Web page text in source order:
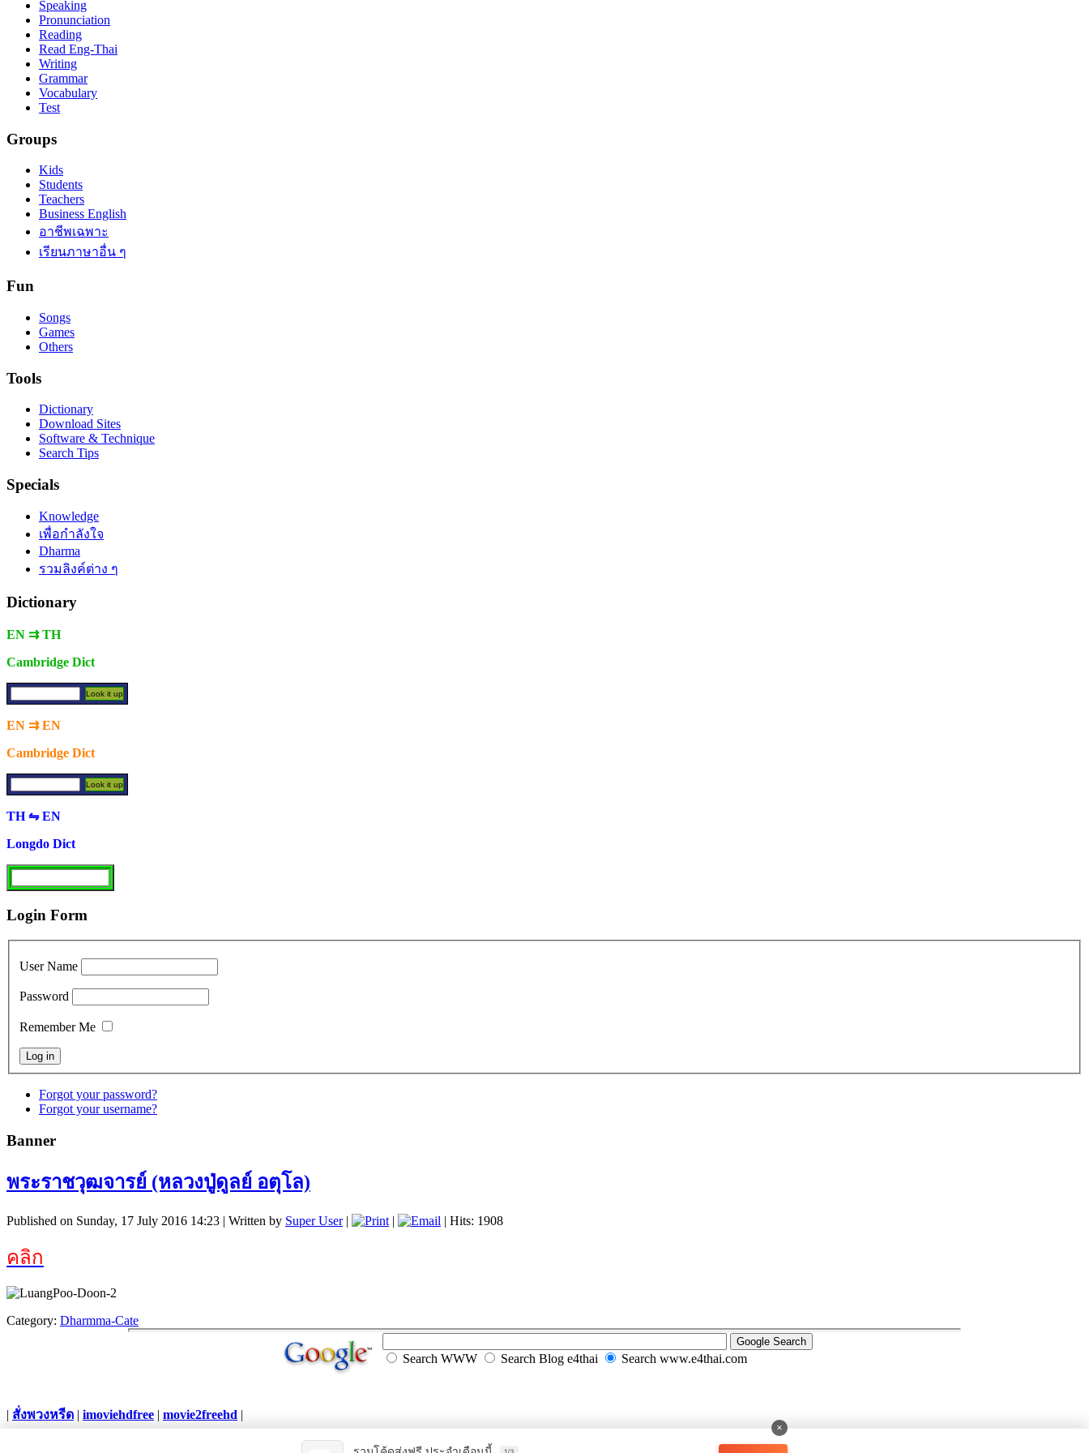
Speaking
Pronunciation
Reading
Read Eng-Thai
Writing
Grammar
Vocabulary
Test
Groups
Kids
Students
Teachers
Business English
อาชีพเฉพาะ
เรียนภาษาอื่น ๆ
Fun
Songs
Games
Others
Tools
Dictionary
Download Sites
Software & Technique
Search Tips
Specials
Knowledge
เพื่อกำลังใจ
Dharma
รวมลิงค์ต่าง ๆ
Dictionary
EN ⇉ TH
Cambridge Dict
EN ⇉ EN
Cambridge Dict
TH ⇋ EN
Longdo Dict
Login Form
User Name
Password
Remember Me
Forgot your password?
Forgot your username?
Banner
พระราชวุฒจารย์ (หลวงปู่ดูลย์ อตุโล)
Published on Sunday, 17 July 2016 14:23 | Written by Super User| | | Hits: 1908
คลิก
Category: Dharmma-Cate
Search WWW Search Blog e4thai Search www.e4thai.com
| สั่งพวงหรีด | imoviehdfree | movie2freehd |
×